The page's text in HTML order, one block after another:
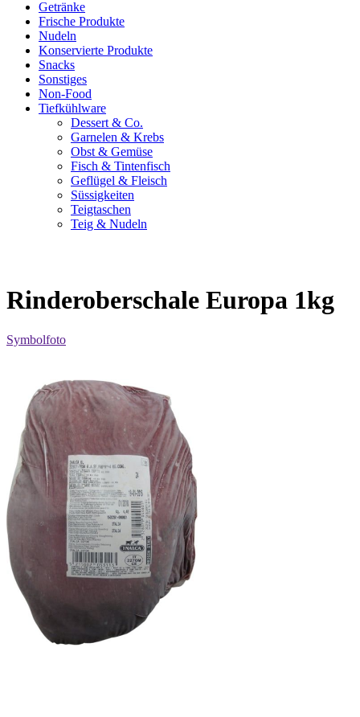
Getränke
Frische Produkte
Nudeln
Konservierte Produkte
Snacks
Sonstiges
Non-Food
Tiefkühlware
Dessert & Co.
Garnelen & Krebs
Obst & Gemüse
Fisch & Tintenfisch
Geflügel & Fleisch
Süssigkeiten
Teigtaschen
Teig & Nudeln
Rinderoberschale Europa 1kg
Symbolfoto